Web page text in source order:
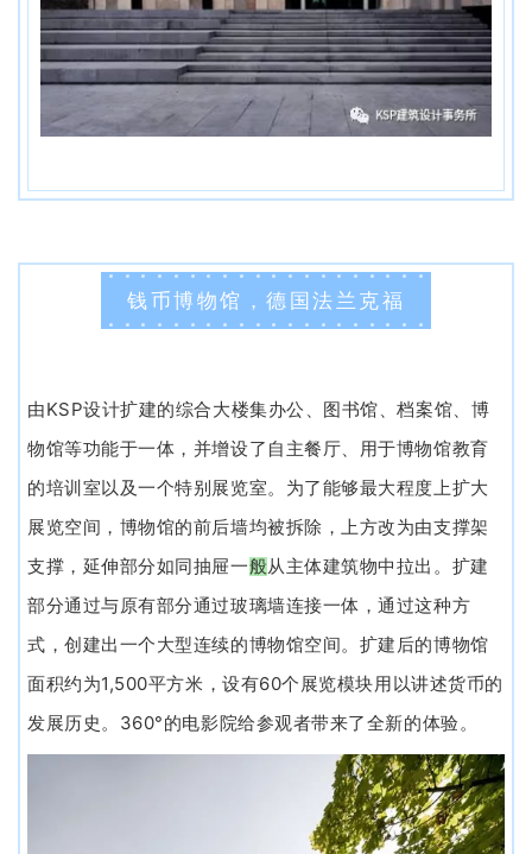
钱币博物馆，德国法兰克福
由KSP设计扩建的综合大楼集办公、图书馆、档案馆、博
物馆等功能于一体，并增设了自主餐厅、用于博物馆教育
的培训室以及一个特别展览室。为了能够最大程度上扩大
展览空间，博物馆的前后墙均被拆除，上方改为由支撑架
支撑，延伸部分如同抽屉一般从主体建筑物中拉出。扩建
部分通过与原有部分通过玻璃墙连接一体，通过这种方
式，创建出一个大型连续的博物馆空间。扩建后的博物馆
面积约为1,500平方米，设有60个展览模块用以讲述货币的
发展历史。 360°的电影院给参观者带来了全新的体验。